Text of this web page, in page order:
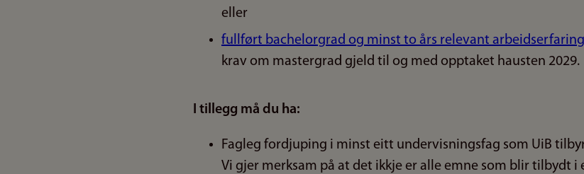
eller
fullført bachelorgrad og minst to års relevant
krav om mastergrad gjeld til og med opptaket hausten 2029.
I tillegg må du ha:
Fagleg fordjuping i minst eitt undervisningsfag som UiB
Vi gjer merksam på at det ikkje er alle emne som blir tilbydt